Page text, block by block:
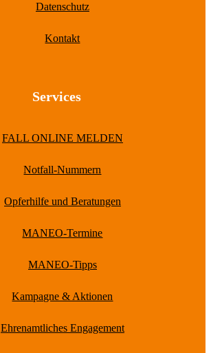
Datenschutz
Kontakt
Services
FALL ONLINE MELDEN
Notfall-Nummern
Opferhilfe und Beratungen
MANEO-Termine
MANEO-Tipps
Kampagne & Aktionen
Ehrenamtliches Engagement